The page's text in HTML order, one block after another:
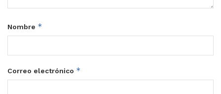
Nombre *
Correo electrónico *